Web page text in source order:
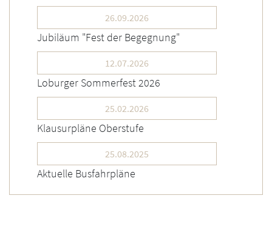
26.09.2026
Jubiläum "Fest der Begegnung"
12.07.2026
Loburger Sommerfest 2026
25.02.2026
Klausurpläne Oberstufe
25.08.2025
Aktuelle Busfahrpläne